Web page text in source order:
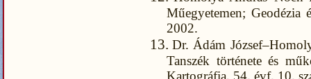
Műegyetemen;
2002.
13. Dr. Ádám
Tanszék története és
Kartográfia, 54. évf. 10.